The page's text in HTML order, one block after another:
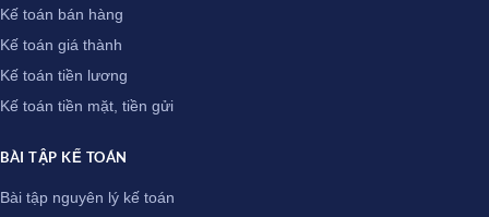
Kế toán bán hàng
Kế toán giá thành
Kế toán tiền lương
Kế toán tiền mặt, tiền gửi
BÀI TẬP KẾ TOÁN
Bài tập nguyên lý kế toán